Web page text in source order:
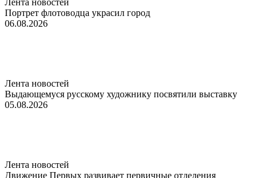
Портрет флотоводца украсил город
06.08.2026
Лента новостей
Выдающемуся русскому художнику посвятили выставку
05.08.2026
Лента новостей
Движение Первых развивает первичные отделения